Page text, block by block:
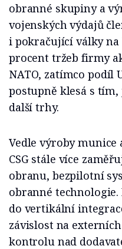
obranné skupiny a
vojenských výdajů
i pokračující války na
procent tržeb firmy
NATO, zatímco podíl
postupně klesá s
další trhy.
Vedle výroby munice
CSG stále více
obranu, bezpilotní
obranné
do vertikální
závislost na
kontrolu nad